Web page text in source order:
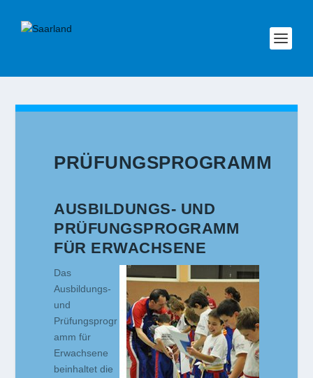
PRÜFUNGSPROGRAMM
AUSBILDUNGS- UND
PRÜFUNGSPROGRAMM
FÜR ERWACHSENE
Das
Ausbildungs-
und
Prüfungsprogr
amm für
Erwachsene
beinhaltet die